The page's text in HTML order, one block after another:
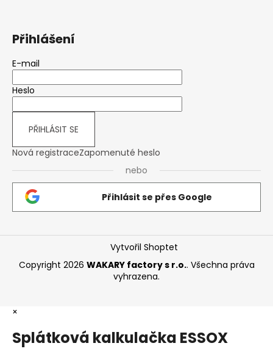
Přihlášení
E-mail
Heslo
PŘIHLÁSIT SE
Nová registraceZapomenuté heslo
nebo
Přihlásit se přes Google
Vytvořil Shoptet
Copyright 2026 WAKARY factory s r.o.. Všechna práva
vyhrazena.
×
Splátková kalkulačka ESSOX